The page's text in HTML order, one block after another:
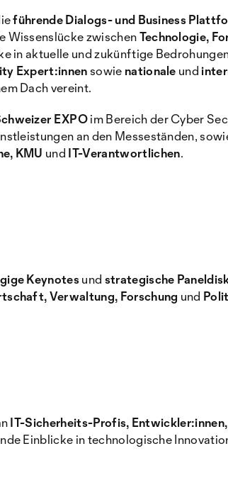
führende Dialogs- und Business
Wissenslücke zwischenTechnologie,
in aktuelle und zukünftige
Expert:innensowie nationale und
Dach vereint.
EXPOim Bereich der Cyber
an den Messeständen,
KMU und IT-Verantwortlichen.
Keynotesund strategische
Verwaltung, Forschung und
IT-Sicherheits-Profis,
Einblicke in technologische